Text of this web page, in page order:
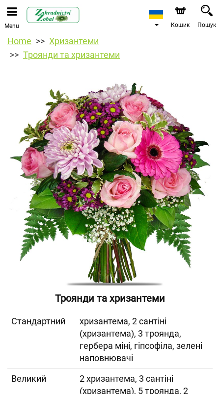
Menu Кошик Пошук
Home
Хризантеми
Троянди та хризантеми
Троянди та хризантеми
Cтандартний
хризантема, 2 сантіні
(хризантема), 3 троянда,
гербера міні, гіпсофіла, зелені
наповнювачі
Великий
2 хризантема, 3 сантіні
(хризантема), 5 троянда, 2